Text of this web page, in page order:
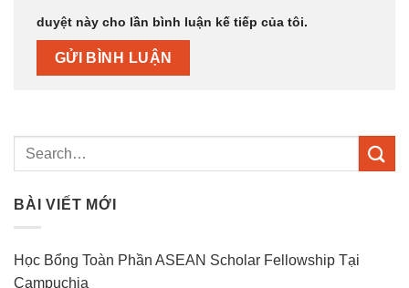
duyệt này cho lần bình luận kế tiếp của tôi.
BÀI VIẾT MỚI
Học Bổng Toàn Phần ASEAN Scholar Fellowship Tại
Campuchia